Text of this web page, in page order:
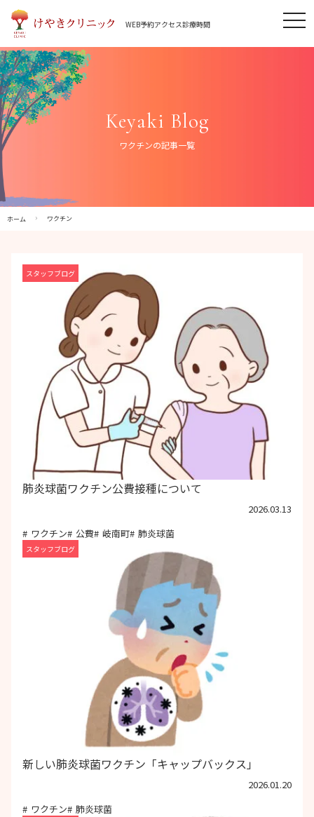
Skip
content
WEB予約アクセス診療時間
Keyaki Blog
ワクチンの記事一覧
ホーム ワクチン
スタッフブログ
肺炎球菌ワクチン公費接種について
2026.03.13
ワクチン
公費 岐南町 肺炎球菌
スタッフブログ
新しい肺炎球菌ワクチン「キャップバックス」
2026.01.20
ワクチン
肺炎球菌